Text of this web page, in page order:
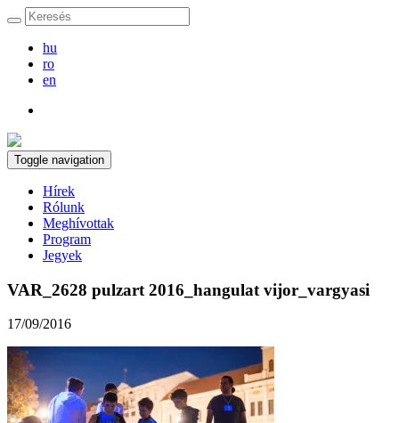
hu
ro
en
Toggle navigation
Hírek
Rólunk
Meghívottak
Program
Jegyek
VAR_2628 pulzart 2016_hangulat vijor_vargyasi
17/09/2016